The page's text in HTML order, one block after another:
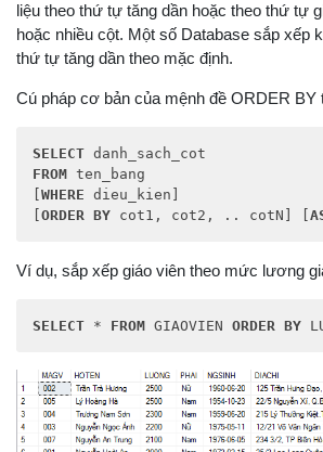
liệu theo thứ tự tăng dần hoặc theo thứ tự
hoặc nhiều cột. Một số Database sắp xếp
thứ tự tăng dần theo mặc định.
Cú pháp cơ bản của mệnh đề ORDER BY
SELECT
FROM ten_bang
WHERE dieu_kien]
ORDER BY cot1, cot2, .. cotN] [
Ví dụ, sắp xếp giáo viên theo mức lương
SELECT * FROM GIAOVIEN ORDER BY